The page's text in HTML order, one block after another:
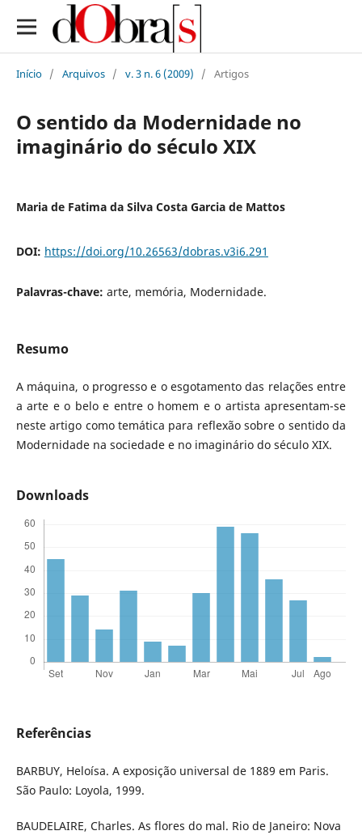
Início / Arquivos / v. 3 n. 6 (2009) / Artigos
O sentido da Modernidade no
imaginário do século XIX
Maria de Fatima da Silva Costa Garcia de Mattos
DOI: https://doi.org/10.26563/dobras.v3i6.291
Palavras-chave: arte, memória, Modernidade.
Resumo
A máquina, o progresso e o esgotamento das relações entre
a arte e o belo e entre o homem e o artista apresentam-se
neste artigo como temática para reflexão sobre o sentido da
Modernidade na sociedade e no imaginário do século XIX.
Downloads
Referências
BARBUY, Heloísa. A exposição universal de 1889 em Paris.
São Paulo: Loyola, 1999.
BAUDELAIRE, Charles. As flores do mal. Rio de Janeiro: Nova